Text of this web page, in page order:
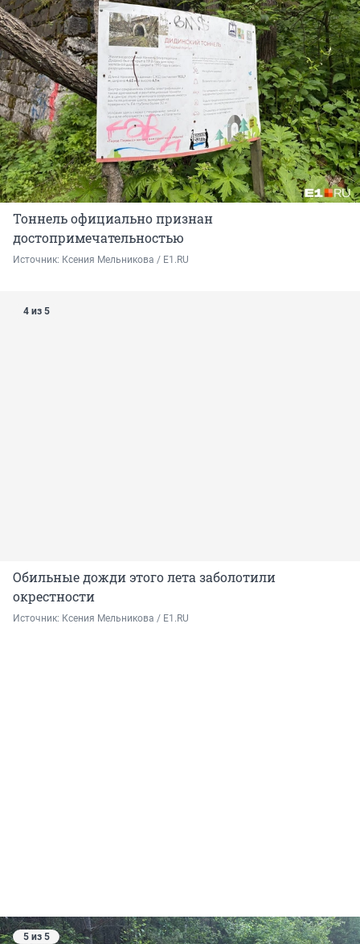
Тоннель официально признан
достопримечательностью
Источник: Ксения Мельникова / E1.RU
4 из 5
Обильные дожди этого лета заболотили
окрестности
Источник: Ксения Мельникова / E1.RU
5 из 5